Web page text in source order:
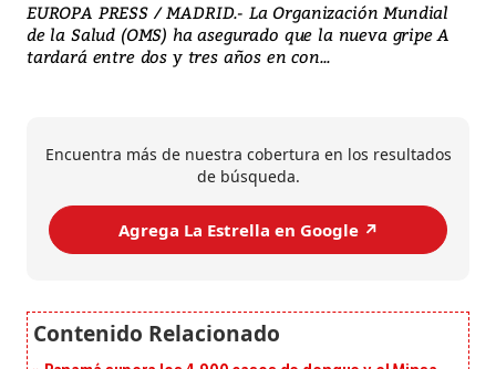
EUROPA PRESS / MADRID.- La Organización Mundial
de la Salud (OMS) ha asegurado que la nueva gripe A
tardará entre dos y tres años en con...
Encuentra más de nuestra cobertura en los resultados
de búsqueda.
Agrega La Estrella en Google ↗️